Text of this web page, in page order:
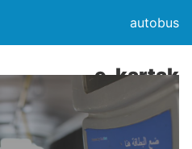
autobus
e-kartak